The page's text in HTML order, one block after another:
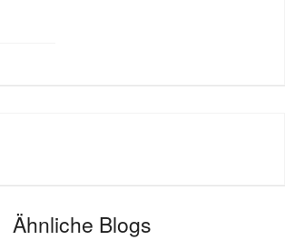
Ähnliche Blogs